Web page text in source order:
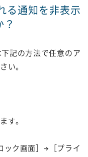
る通知を非表示
記の方法で任意のア
い。
す。
ック画面］→［プライ